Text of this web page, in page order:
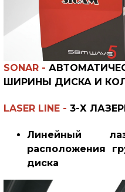
SONAR -
ШИРИНЫ ДИСКА И
LASER LINE - 3-Х
Линейный
расположения
диска